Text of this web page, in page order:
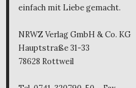
einfach mit Liebe gemacht.
NRWZ Verlag GmbH & Co. KG
Hauptstraße 31-33
78628 Rottweil